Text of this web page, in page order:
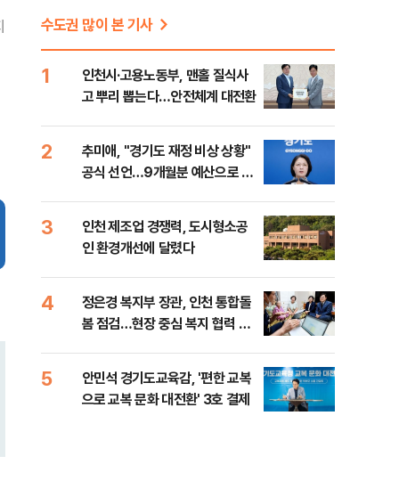
수도권 많이 본 기사
1
인천시·고용노동부, 맨홀 질식사
고 뿌리 뽑는다…안전체계 대전환
2
추미애, "경기도 재정 비상 상황"
공식 선언…9개월분 예산으로 민
3
인천 제조업 경쟁력, 도시형소공
인 환경개선에 달렸다
4
정은경 복지부 장관, 인천 통합돌
봄 점검…현장 중심 복지 협력 강
5
안민석 경기도교육감, '편한 교복
으로 교복 문화 대전환' 3호 결제